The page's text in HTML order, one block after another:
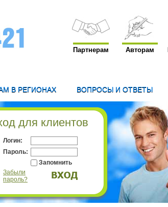
Партнерам Авторам
В РЕГИОНАХ ВОПРОСЫ И ОТВЕТЫ
для клиентов
Логин:
Пароль:
Запомнить
Забыли
пароль?